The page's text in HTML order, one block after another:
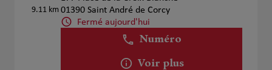
9.11 km 01390 Saint André de Corcy
Fermé aujourd'hui
Numéro
Voir plus